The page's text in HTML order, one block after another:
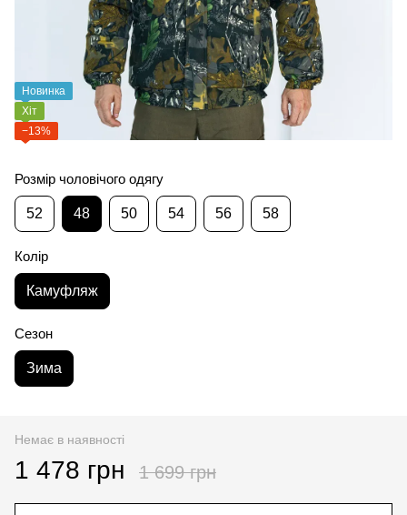
Новинка
Хіт
−13%
Розмір чоловічого одягу
52 48 50 54 56 58
Колір
Камуфляж
Сезон
Зима
Немає в наявності
1 478 грн 1 699 грн